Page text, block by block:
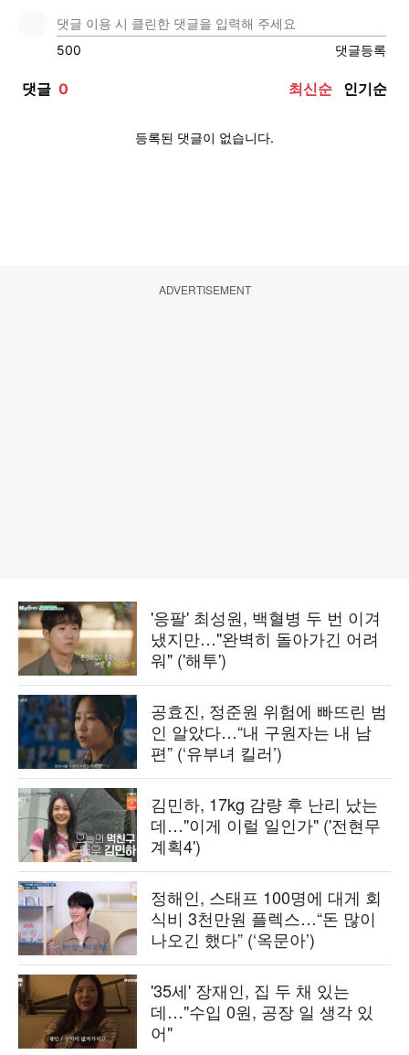
ADVERTISEMENT
'응팔' 최성원, 백혈병 두 번 이겨
냈지만…"완벽히 돌아가긴 어려
워" ('해투')
공효진, 정준원 위험에 빠뜨린 범
인 알았다…“내 구원자는 내 남
편” (‘유부녀 킬러’)
김민하, 17kg 감량 후 난리 났는
데…"이게 이럴 일인가" ('전현무
계획4')
정해인, 스태프 100명에 대게 회
식비 3천만원 플렉스…“돈 많이
나오긴 했다” (‘옥문아’)
'35세' 장재인, 집 두 채 있는
데…"수입 0원, 공장 일 생각 있
어"